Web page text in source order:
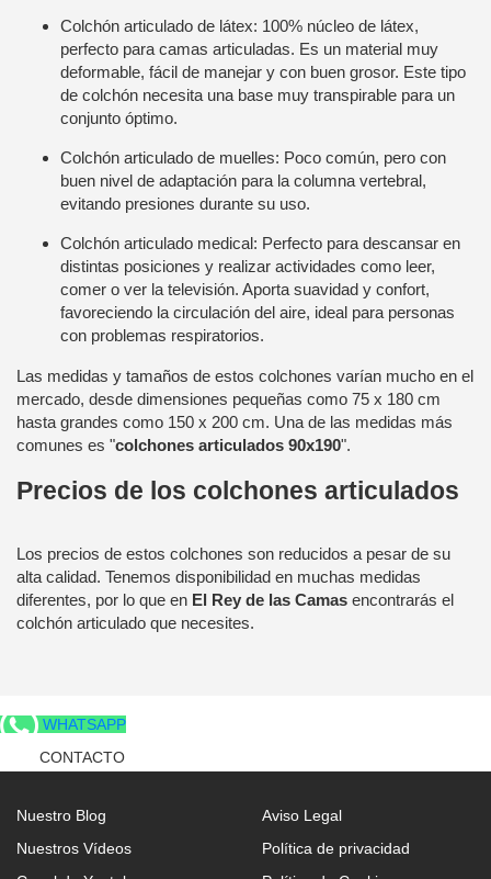
Colchón articulado de látex: 100% núcleo de látex,
perfecto para camas articuladas. Es un material muy
deformable, fácil de manejar y con buen grosor. Este tipo
de colchón necesita una base muy transpirable para un
conjunto óptimo.
Colchón articulado de muelles: Poco común, pero con
buen nivel de adaptación para la columna vertebral,
evitando presiones durante su uso.
Colchón articulado medical: Perfecto para descansar en
distintas posiciones y realizar actividades como leer,
comer o ver la televisión. Aporta suavidad y confort,
favoreciendo la circulación del aire, ideal para personas
con problemas respiratorios.
Las medidas y tamaños de estos colchones varían mucho en el
mercado, desde dimensiones pequeñas como 75 x 180 cm
hasta grandes como 150 x 200 cm. Una de las medidas más
comunes es "colchones articulados 90x190".
Precios de los colchones articulados
Los precios de estos colchones son reducidos a pesar de su
alta calidad. Tenemos disponibilidad en muchas medidas
diferentes, por lo que en El Rey de las Camas encontrarás el
colchón articulado que necesites.
WHATSAPP
CONTACTO
Nuestro Blog
Nuestros Vídeos
Aviso Legal
Política de privacidad